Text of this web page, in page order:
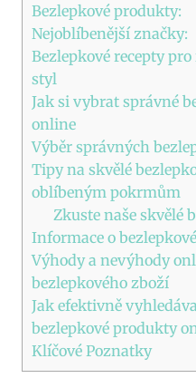
Bezlepkové produkty:
Nejoblíbenější značky:
Bezlepkové recepty
styl
Jak si vybrat správné
online
Výběr správných
Tipy na skvělé
oblíbeným pokrmům
Zkuste naše skvělé
Informace o
Výhody a nevýhody
bezlepkového zboží
Jak efektivně
bezlepkové produkty
Klíčové Poznatky